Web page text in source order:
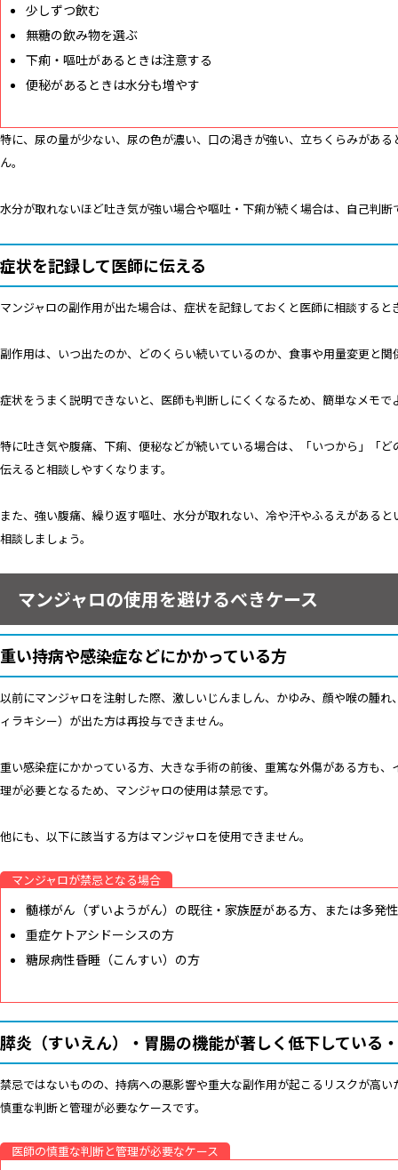
少しずつ飲む
無糖の飲み物を選ぶ
下痢・嘔吐があるときは注意する
便秘があるときは水分も増やす
特に、尿の量が少ない、尿の色が濃い、口の渇きが強い、立ちくらみがあ
ん。
水分が取れないほど吐き気が強い場合や嘔吐・下痢が続く場合は、自己判
症状を記録して医師に伝える
マンジャロの副作用が出た場合は、症状を記録しておくと医師に相談すると
副作用は、いつ出たのか、どのくらい続いているのか、食事や用量変更と
症状をうまく説明できないと、医師も判断しにくくなるため、簡単なメモ
特に吐き気や腹痛、下痢、便秘などが続いている場合は、「いつから」「
伝えると相談しやすくなります。
また、強い腹痛、繰り返す嘔吐、水分が取れない、冷や汗やふるえがある
相談しましょう。
マンジャロの使用を避けるべきケース
重い持病や感染症などにかかっている方
以前にマンジャロを注射した際、激しいじんましん、かゆみ、顔や喉の腫
ィラキシー）が出た方は再投与できません。
重い感染症にかかっている方、大きな手術の前後、重篤な外傷がある方も
理が必要となるため、マンジャロの使用は禁忌です。
他にも、以下に該当する方はマンジャロを使用できません。
マンジャロが禁忌となる場合
髄様がん（ずいようがん）の既往・家族歴がある方、または多発
重症ケトアシドーシスの方
糖尿病性昏睡（こんすい） の方
膵炎（すいえん）・胃腸の機能が著しく低下している
禁忌ではないものの、持病への悪影響や重大な副作用が起こるリスクが高
慎重な判断と管理が必要なケースです。
医師の慎重な判断と管理が必要なケース